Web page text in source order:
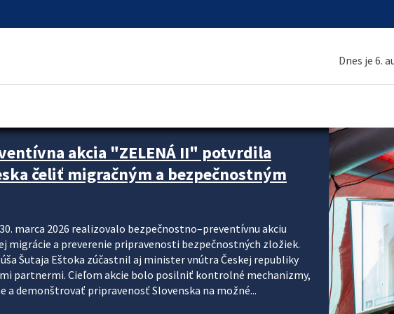
Dnes je 6.
akcia "ZELENÁ II" potvrdila
čeliť migračným a bezpečnostným
marca 2026 realizovalo bezpečnostno–preventívnu akciu
migrácie a preverenie pripravenosti bezpečnostných zložiek.
Šutaja Eštoka zúčastnil aj minister vnútra Českej republiky
partnermi. Cieľom akcie bolo posilniť kontrolné mechanizmy,
a demonštrovať pripravenosť Slovenska na možné...